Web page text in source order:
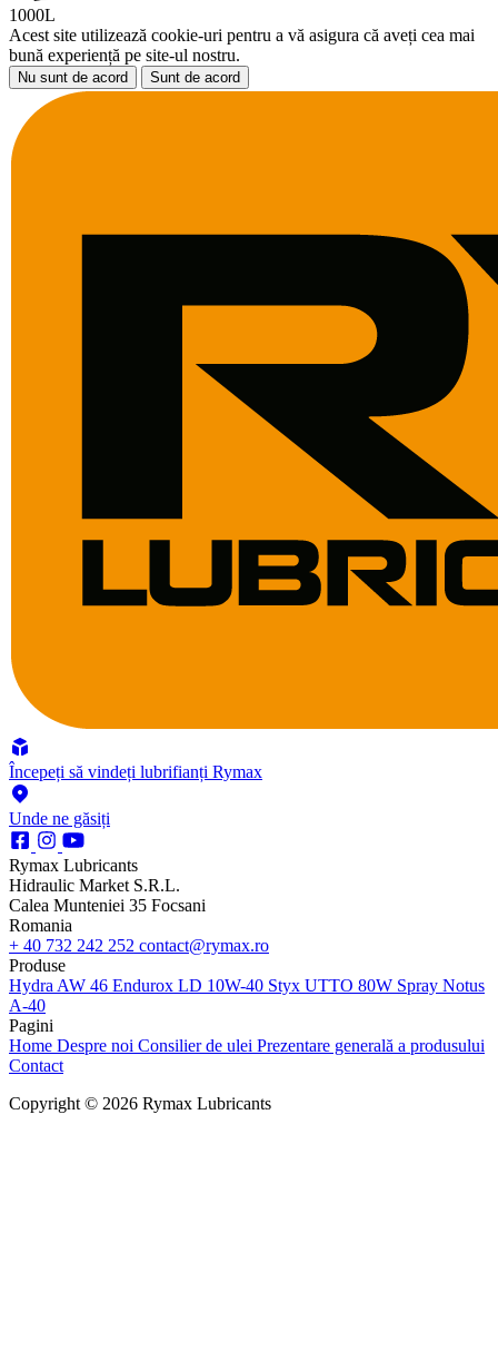
1000L
Acest site utilizează cookie-uri pentru a vă asigura că aveți cea mai
bună experiență pe site-ul nostru.
Nu sunt de acord Sunt de acord
Începeți să vindeți lubrifianți Rymax
Unde ne găsiți
Rymax Lubricants
Hidraulic Market S.R.L.
Calea Munteniei 35 Focsani
Romania
+ 40 732 242 252 contact@rymax.ro
Produse
Hydra AW 46 Endurox LD 10W-40 Styx UTTO 80W Spray Notus
A-40
Pagini
Home Despre noi Consilier de ulei Prezentare generală a produsului
Contact
Copyright © 2026 Rymax Lubricants